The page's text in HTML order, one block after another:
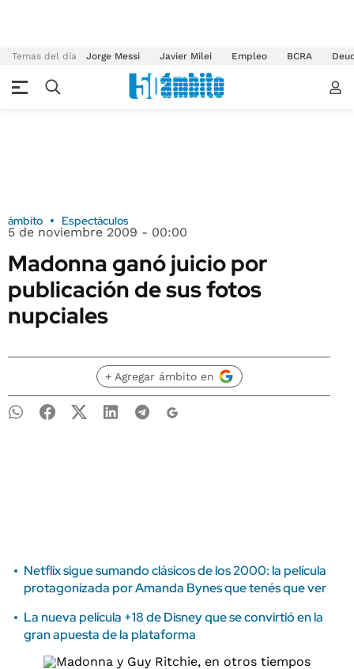
Temas del día Jorge Messi Javier Milei Empleo BCRA
ámbito Espectáculos
5 de noviembre 2009 - 00:00
Madonna ganó juicio por
publicación de sus fotos
nupciales
+ Agregar ámbito en
Netflix sigue sumando clásicos de los 2000: la película
protagonizada por Amanda Bynes que tenés que ver
La nueva película +18 de Disney que se convirtió en la
gran apuesta de la plataforma